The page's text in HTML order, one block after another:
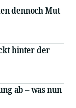
dennoch Mut
hinter der
ab – was nun